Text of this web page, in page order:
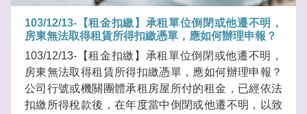
103/12/13-【租金扣繳】承租單位倒閉或他遷不明，
房東無法取得租賃所得扣繳憑單，應如何辦理申報？
103/12/13-【租金扣繳】承租單位倒閉或他遷不明，
房東無法取得租賃所得扣繳憑單，應如何辦理申報？
公司行號或機關團體承租房屋所付的租金，已經依法
扣繳所得稅款後，在年度當中倒閉或他遷不明，以致